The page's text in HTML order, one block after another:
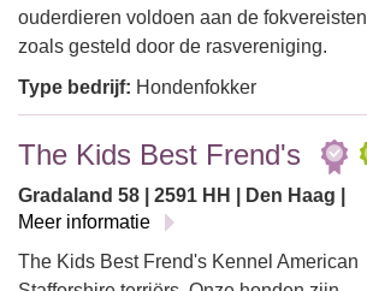
ouderdieren voldoen aan de fokvereisten
zoals gesteld door de rasvereniging.
Type bedrijf: Hondenfokker
The Kids Best Frend's
Gradaland 58 | 2591 HH | Den Haag |
Meer informatie
The Kids Best Frend's Kennel American